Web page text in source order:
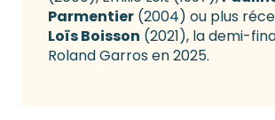
Parmentier (2004) ou plus
Loïs Boisson (2021), la demi-
Roland Garros en 2025.